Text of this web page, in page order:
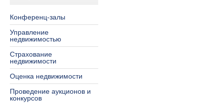
Конференц-залы
Управление
недвижимостью
Страхование
недвижимости
Оценка недвижимости
Проведение аукционов и
конкурсов